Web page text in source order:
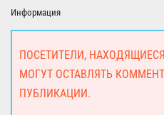
Информация
ПОСЕТИТЕЛИ,
МОГУТ ОСТАВЛЯТЬ
ПУБЛИКАЦИИ.